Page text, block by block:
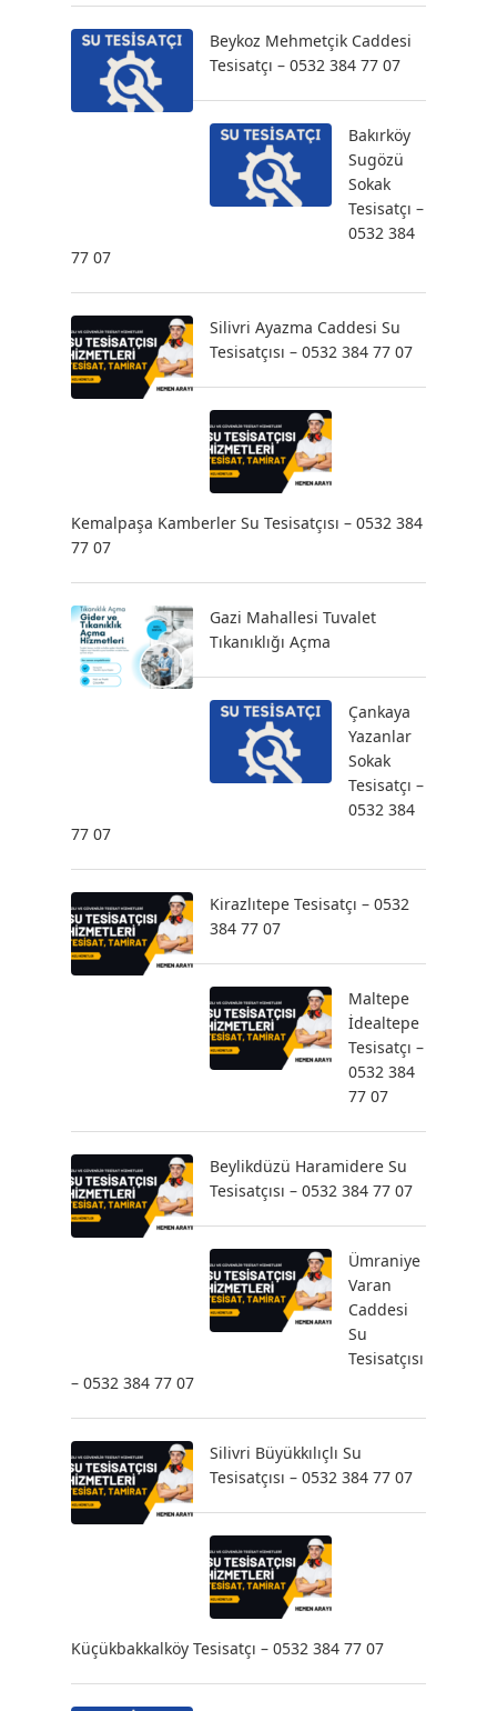
Beykoz Mehmetçik Caddesi
Tesisatçı – 0532 384 77 07
Bakırköy
Sugözü
Sokak
Tesisatçı –
0532 384
77 07
Silivri Ayazma Caddesi Su
Tesisatçısı – 0532 384 77 07
Kemalpaşa Kamberler Su Tesisatçısı – 0532 384
77 07
Gazi Mahallesi Tuvalet
Tıkanıklığı Açma
Çankaya
Yazanlar
Sokak
Tesisatçı –
0532 384
77 07
Kirazlıtepe Tesisatçı – 0532
384 77 07
Maltepe
İdealtepe
Tesisatçı –
0532 384
77 07
Beylikdüzü Haramidere Su
Tesisatçısı – 0532 384 77 07
Ümraniye
Varan
Caddesi
Su
Tesisatçısı
– 0532 384 77 07
Silivri Büyükkılıçlı Su
Tesisatçısı – 0532 384 77 07
Küçükbakkalköy Tesisatçı – 0532 384 77 07